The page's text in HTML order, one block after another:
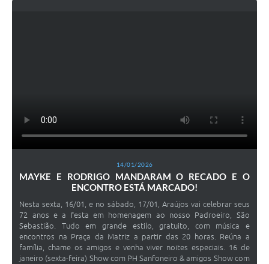
14/01/2026
MAYKE E RODRIGO MANDARAM O RECADO E O
ENCONTRO ESTÁ MARCADO!
Nesta sexta, 16/01, e no sábado, 17/01, Araújos vai celebrar seus
72 anos e a festa em homenagem ao nosso Padroeiro, São
Sebastião. Tudo em grande estilo, gratuito, com música e
encontros na Praça da Matriz a partir das 20 horas. Reúna a
família, chame os amigos e venha viver noites especiais. 16 de
janeiro (sexta-feira) Show com PH Sanfoneiro & amigos Show com